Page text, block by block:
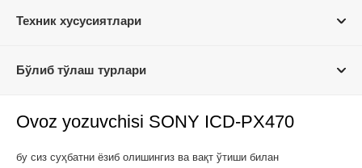
Техник хусусиятлари
Бўлиб тўлаш турлари
Ovoz yozuvchisi SONY ICD-PX470
бу сиз суҳбатни ёзиб олишингиз ва вақт ўтиши билан